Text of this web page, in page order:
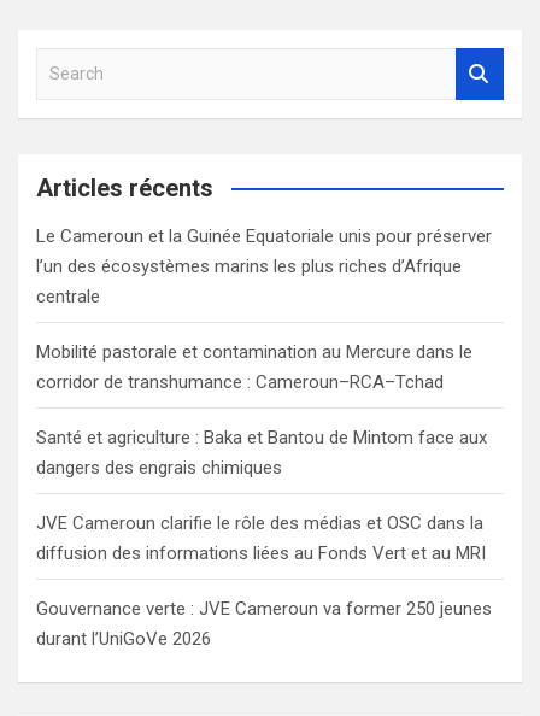
a
c
Articles récents
Le Cameroun et la Guinée Equatoriale unis pour préserver
l’un des écosystèmes marins les plus riches d’Afrique
centrale
Mobilité pastorale et contamination au Mercure dans le
corridor de transhumance : Cameroun–RCA–Tchad
Santé et agriculture : Baka et Bantou de Mintom face aux
dangers des engrais chimiques
JVE Cameroun clarifie le rôle des médias et OSC dans la
diffusion des informations liées au Fonds Vert et au MRI
Gouvernance verte : JVE Cameroun va former 250 jeunes
durant l’UniGoVe 2026